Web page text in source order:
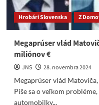
Hrobári Slovenska Z
Megaprúser vlád
miliónov €
JNS
28. novembra 2024
Megaprúser vlád
Píše sa o veľkom
automobilky...